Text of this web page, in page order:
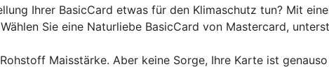
Ihrer BasicCard etwas für den Klimaschutz tun? Mit
Sie eine Naturliebe BasicCard von Mastercard,
Maisstärke. Aber keine Sorge, Ihre Karte ist